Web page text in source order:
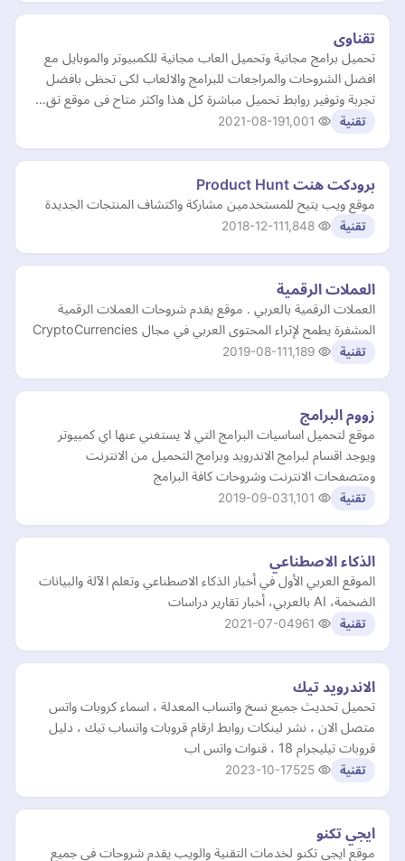
تقناوى
تحميل برامج مجانية وتحميل العاب مجانية للكمبيوتر والموبايل مع
افضل الشروحات والمراجعات للبرامج والالعاب لكى تحظى بافضل
تجربة وتوفير روابط تحميل مباشرة كل هذا واكثر متاح فى موقع تق…
تقنية 2021-08-19
برودكت هنت Product Hunt
موقع ويب يتيح للمستخدمين مشاركة واكتشاف المنتجات الجديدة
تقنية 2018-12-11
العملات الرقمية
العملات الرقمية بالعربي . موقع يقدم شروحات العملات الرقمية
المشفرة يطمح لإثراء المحتوى العربي في مجال CryptoCurrencies
تقنية 2019-08-11
زووم البرامج
موقع لتحميل اساسيات البرامج التي لا يستغني عنها اي كمبيوتر
ويوجد اقسام لبرامج الاندرويد وبرامج التحميل من الانترنت
ومتصفحات الانترنت وشروحات كافة البرامج
تقنية 2019-09-03
الذكاء الاصطناعي
الموقع العربي الأول في أخبار الذكاء الاصطناعي وتعلم الآلة والبيانات
الضخمة، AI بالعربي، أخبار تقارير دراسات
تقنية 2021-07-04
الاندرويد تيك
تحميل تحديث جميع نسخ واتساب المعدلة ، اسماء كروبات واتس
متصل الان ، نشر لينكات روابط ارقام قروبات واتساب تيك ، دليل
قروبات تيليجرام 18 ، قنوات واتس اب
تقنية 2023-10-17
ايجي تكنو
موقع ايجي تكنو لخدمات التقنية والويب يقدم شروحات في جميع